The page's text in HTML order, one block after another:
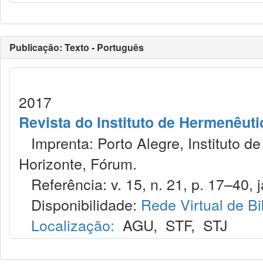
Publicação: Texto - Português
2017
Revista do Instituto de
Imprenta: Porto Alegre, Instituto
Horizonte, Fórum.
Referência: v. 15, n. 21, p. 17–40,
Disponibilidade: Rede Virtual de
Localização: AGU, STF, STJ